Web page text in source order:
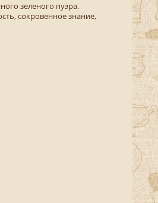
зеленого пуэра.
сокровенное знание,